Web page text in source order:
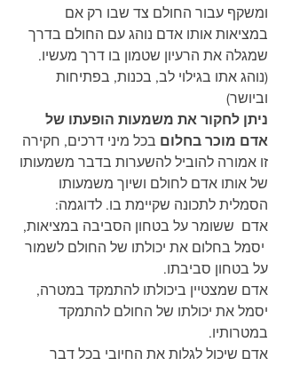
ומשקף עבור החולם צד שבו רק אם
במציאות אותו אדם נוהג עם החולם בדרך
שמגלה את הרעיון שטמון בו דרך מעשיו.
(נוהג אתו בגילוי לב, בכנות, בפתיחות
וביושר)
ניתן לחקור את משמעות הופעתו של
אדם מוכר בחלום בכל מיני דרכים, חקירה
זו אמורה להוביל להשערות בדבר משמעותו
של אותו אדם לחולם ושיוך משמעותו
הסמלית לתכונה שקיימת בו. לדוגמה:
אדם  ששומר על בטחון הסביבה במציאות,
יסמל בחלום את יכולתו של החולם לשמור
על בטחון סביבתו.
אדם שמצטיין ביכולתו להתמקד במטרה,
יסמל את יכולתו של החולם להתמקד
במטרותיו.
אדם שיכול לגלות את החיובי בכל דבר